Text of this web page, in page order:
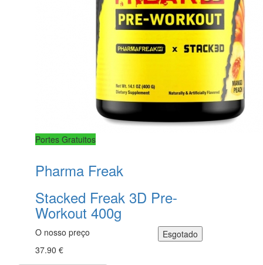
Portes Gratuitos
Pharma Freak
Stacked Freak 3D Pre-
Workout 400g
O nosso preço
37.90 €